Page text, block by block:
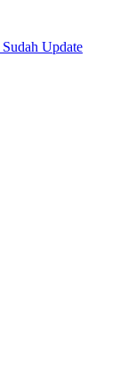
Update